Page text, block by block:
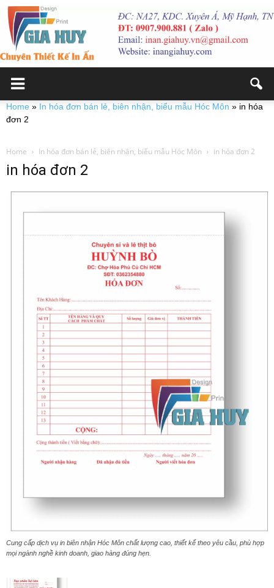
Home » In hóa đơn bán lẻ, biên nhận, biểu mẫu Hóc Môn » in hóa
đơn 2
Home In hóa đơn bán lẻ, biên nhận, biểu mẫu Hóc Môn in hóa đơn 2
in hóa đơn 2
Cung cấp dịch vụ in biên nhận Hóc Môn chất lượng cao, thiết kế theo yêu cầu, phù hợp
mọi ngành nghề kinh doanh, giao hàng đúng hẹn.